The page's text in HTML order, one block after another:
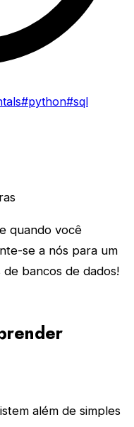
#python#sql
quando você
se a nós para um
bancos de dados!
além de simples